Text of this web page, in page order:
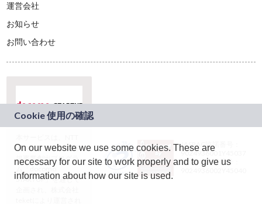
運営会社
お知らせ
お問い合わせ
ドコモグループの新
規事業創出プログラ
ム「docomo
STARTUP」を通じて
JASRAC許諾番号：
9024936001Y45037
JASRAC許諾番号：
On our website we use some cookies. These are
necessary for our site to work properly and to give us
information about how our site is used.